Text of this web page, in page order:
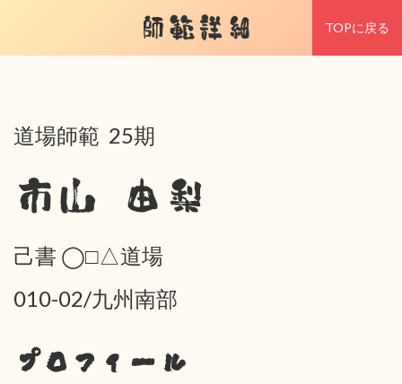
師範詳細 TOPに戻る
道場師範 25期
市山 由梨
己書 ◯□△道場
010-02/九州南部
プロフィール